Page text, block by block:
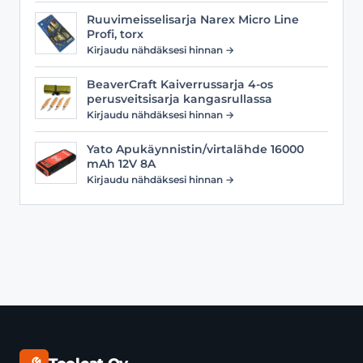
Ruuvimeisselisarja Narex Micro Line
Profi, torx
Kirjaudu nähdäksesi hinnan →
BeaverCraft Kaiverrussarja 4-os
perusveitsisarja kangasrullassa
Kirjaudu nähdäksesi hinnan →
Yato Apukäynnistin/virtalähde 16000
mAh 12V 8A
Kirjaudu nähdäksesi hinnan →